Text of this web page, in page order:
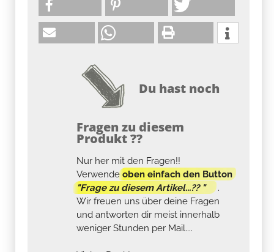
Du hast noch
Fragen zu diesem
Produkt ??
Nur her mit den Fragen!!
Verwendeoben einfach den Button
"Frage zu diesem Artikel...?? "
.
Wir freuen uns über deine Fragen
und antworten dir meist innerhalb
weniger Stunden per Mail....